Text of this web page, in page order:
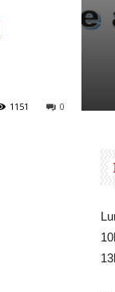
0
1151